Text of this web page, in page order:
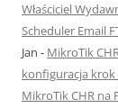
Właściciel
Scheduler Email
Jan - MikroTik
konfiguracja
MikroTik CHR na